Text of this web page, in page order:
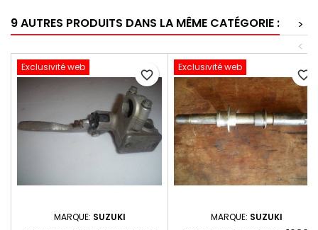
9 AUTRES PRODUITS DANS LA MÊME CATÉGORIE :
>
<
Exclusivité web
MARQUE: SUZUKI
favorite_border
Exclusivité web
MARQUE: SUZUKI
favorite_border